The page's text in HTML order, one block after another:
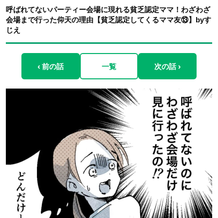
呼ばれてないパーティー会場に現れる貧乏認定ママ！わざわざ
会場まで行った仰天の理由【貧乏認定してくるママ友⑬】byす
じえ
‹ 前の話 一覧 次の話 ›